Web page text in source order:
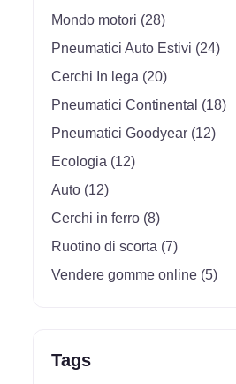
Mondo motori (28)
Pneumatici Auto Estivi (24)
Cerchi In lega (20)
Pneumatici Continental (18)
Pneumatici Goodyear (12)
Ecologia (12)
Auto (12)
Cerchi in ferro (8)
Ruotino di scorta (7)
Vendere gomme online (5)
Tags